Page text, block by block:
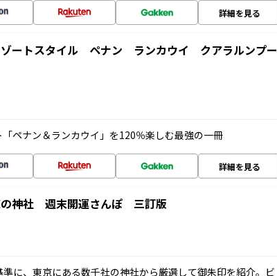
詳細を見る
ートスタイル ペナン ランカウイ クアラルンプー
ペナン＆ランカウイ」を120％楽しむ最強の一冊
詳細を見る
神社 週末開運さんぽ 三訂版
準に、東京にある数千社の神社から厳選して御朱印を紹介。ビ